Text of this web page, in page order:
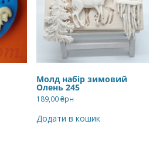
Молд набір зимовий
Олень 245
189,00₴рн
Додати в кошик